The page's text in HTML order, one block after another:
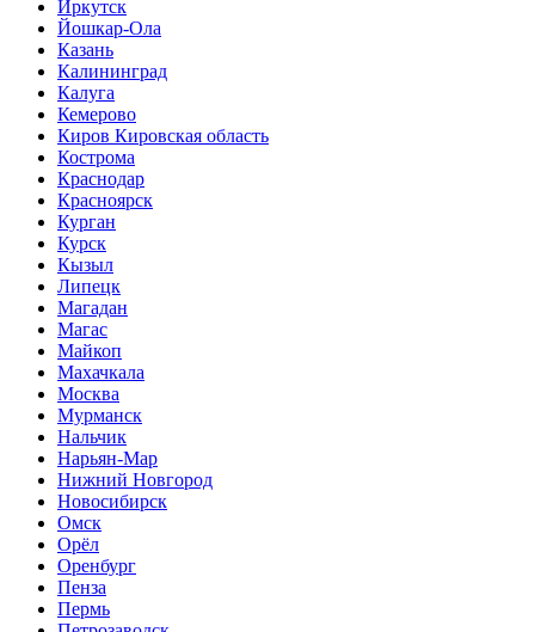
Иркутск
Йошкар-Ола
Казань
Калининград
Калуга
Кемерово
Киров Кировская область
Кострома
Краснодар
Красноярск
Курган
Курск
Кызыл
Липецк
Магадан
Магас
Майкоп
Махачкала
Москва
Мурманск
Нальчик
Нарьян-Мар
Нижний Новгород
Новосибирск
Омск
Орёл
Оренбург
Пенза
Пермь